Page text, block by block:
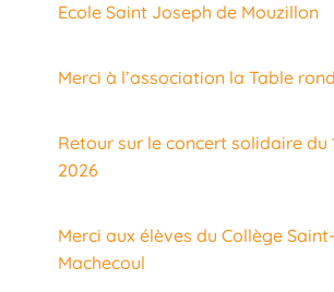
Ecole Saint Joseph de Mouzillon
Merci à l’association la Table
Retour sur le concert solidaire du
2026
Merci aux élèves du Collège
Machecoul